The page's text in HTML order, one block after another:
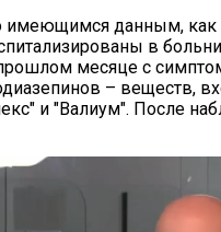
имеющимся данным, как
в
месяце с
– веществ,
и "Валиум". После